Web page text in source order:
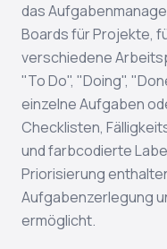
das
Boards für Projekte,
verschiedene
"To Do", "Doing",
einzelne Aufgaben
Checklisten,
und farbcodierte
Priorisierung
Aufgabenzerlegung
ermöglicht.